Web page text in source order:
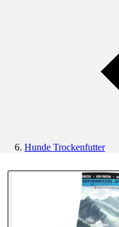
Hunde Trockenfutter